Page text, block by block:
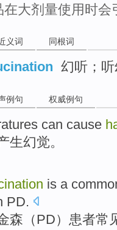
在大剂量使用时会
义词 同根词
幻听；
例句 权威例句
can cause
生幻觉。
is a
PD.
森 （PD） 患者常